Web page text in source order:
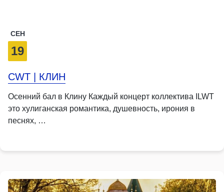
СЕН
19
CWT | КЛИН
Осенний бал в Клину Каждый концерт коллектива ILWT
это хулиганская романтика, душевность, ирония в
песнях, …